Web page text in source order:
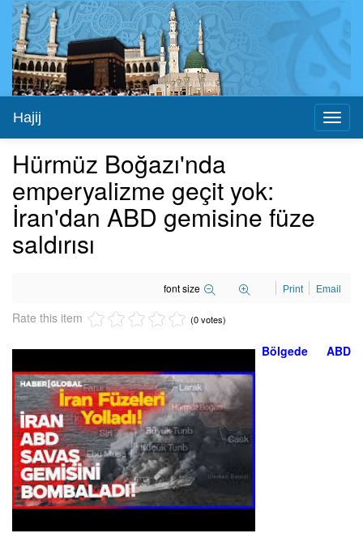
Hajij
Hürmüz Boğazı'nda
emperyalizme geçit yok:
İran'dan ABD gemisine füze
saldırısı
font size Print Email
Rate this item (0 votes)
Bölgede ABD